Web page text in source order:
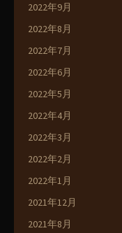
2022年9月
2022年8月
2022年7月
2022年6月
2022年5月
2022年4月
2022年3月
2022年2月
2022年1月
2021年12月
2021年8月